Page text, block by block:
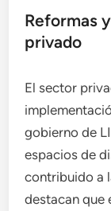
Reformas
privado
El sector
gobierno de
espacios de
contribuido a
destacan que